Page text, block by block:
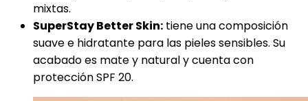
mixtas.
SuperStay Better Skin: tiene una composición
suave e hidratante para las pieles sensibles. Su
acabado es mate y natural y cuenta con
protección SPF 20.